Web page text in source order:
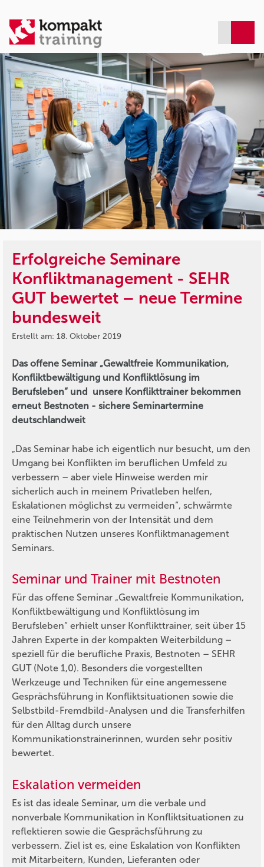
Erfolgreiche Seminare
Konfliktmanagement - SEHR
GUT bewertet – neue Termine
bundesweit
Erstellt am: 18. Oktober 2019
Das offene Seminar „Gewaltfreie Kommunikation,
Konfliktbewältigung und Konfliktlösung im
Berufsleben“ und unsere Konflikttrainer bekommen
erneut Bestnoten - sichere Seminartermine
deutschlandweit
„Das Seminar habe ich eigentlich nur besucht, um den
Umgang bei Konflikten im beruflichen Umfeld zu
verbessern – aber viele Hinweise werden mir
sicherlich auch in meinem Privatleben helfen,
Eskalationen möglichst zu vermeiden“, schwärmte
eine Teilnehmerin von der Intensität und dem
praktischen Nutzen unseres Konfliktmanagement
Seminars.
Seminar und Trainer mit Bestnoten
Für das offene Seminar „Gewaltfreie Kommunikation,
Konfliktbewältigung und Konfliktlösung im
Berufsleben“ erhielt unser Konflikttrainer, seit über 15
Jahren Experte in der kompakten Weiterbildung –
speziell für die berufliche Praxis, Bestnoten – SEHR
GUT (Note 1,0). Besonders die vorgestellten
Werkzeuge und Techniken für eine angemessene
Gesprächsführung in Konfliktsituationen sowie die
Selbstbild-Fremdbild-Analysen und die Transferhilfen
für den Alltag durch unsere
Kommunikationstrainerinnen, wurden sehr positiv
bewertet.
Eskalation vermeiden
Es ist das ideale Seminar, um die verbale und
nonverbale Kommunikation in Konfliktsituationen zu
reflektieren sowie die Gesprächsführung zu
verbessern. Ziel ist es, eine Eskalation von Konflikten
mit Mitarbeitern, Kunden, Lieferanten oder